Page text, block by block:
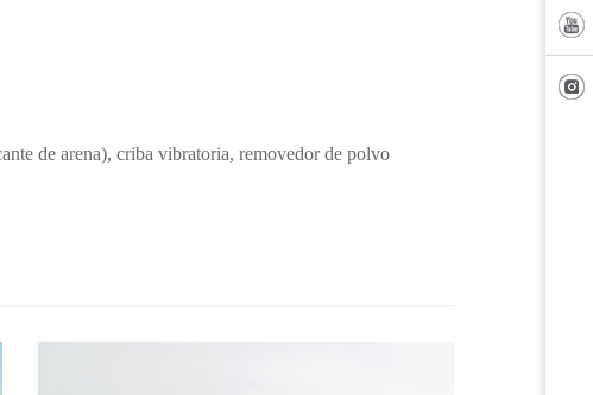
de arena), criba vibratoria, removedor de polvo